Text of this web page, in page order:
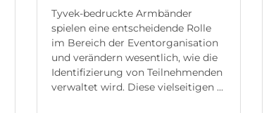
Tyvek-bedruckte Armbänder
spielen eine entscheidende Rolle
im Bereich der Eventorganisation
und verändern wesentlich, wie die
Identifizierung von Teilnehmenden
verwaltet wird. Diese vielseitigen ...